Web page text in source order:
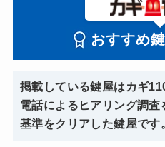
おすすめ
掲載している鍵屋はカギ
電話によるヒアリング調査
基準をクリアした鍵屋です